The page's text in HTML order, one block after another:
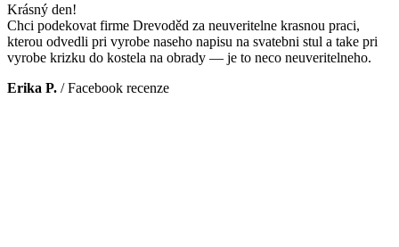
Krásný den!
Chci podekovat firme Drevoděd za neuveritelne krasnou praci,
kterou odvedli pri vyrobe naseho napisu na svatebni stul a take pri
vyrobe krizku do kostela na obrady — je to neco neuveritelneho.
Erika P. /Facebook recenze